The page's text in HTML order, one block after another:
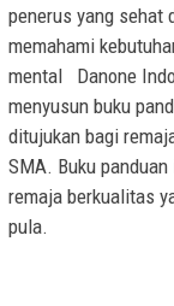
penerus yang sehat
memahami
mental Danone
menyusun buku
ditujukan bagi
SMA. Buku
remaja berkualitas
pula.